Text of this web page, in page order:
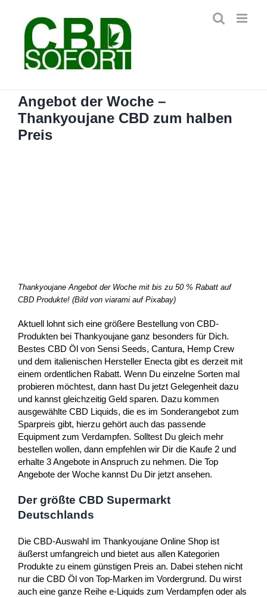
springen
Angebot der Woche –
Thankyoujane CBD zum halben
Preis
Thankyoujane Angebot der Woche mit bis zu 50 % Rabatt auf
CBD Produkte! (Bild von viarami auf Pixabay)
Aktuell lohnt sich eine größere Bestellung von CBD-
Produkten bei Thankyoujane ganz besonders für Dich.
Bestes CBD Öl von Sensi Seeds, Cantura, Hemp Crew
und dem italienischen Hersteller Enecta gibt es derzeit mit
einem ordentlichen Rabatt. Wenn Du einzelne Sorten mal
probieren möchtest, dann hast Du jetzt Gelegenheit dazu
und kannst gleichzeitig Geld sparen. Dazu kommen
ausgewählte CBD Liquids, die es im Sonderangebot zum
Sparpreis gibt, hierzu gehört auch das passende
Equipment zum Verdampfen. Solltest Du gleich mehr
bestellen wollen, dann empfehlen wir Dir die Kaufe 2 und
erhalte 3 Angebote in Anspruch zu nehmen. Die Top
Angebote der Woche kannst Du Dir jetzt ansehen.
Der größte CBD Supermarkt
Deutschlands
Die CBD-Auswahl im Thankyoujane Online Shop ist
äußerst umfangreich und bietet aus allen Kategorien
Produkte zu einem günstigen Preis an. Dabei stehen nicht
nur die CBD Öl von Top-Marken im Vordergrund. Du wirst
auch eine ganze Reihe e-Liquids zum Verdampfen oder als